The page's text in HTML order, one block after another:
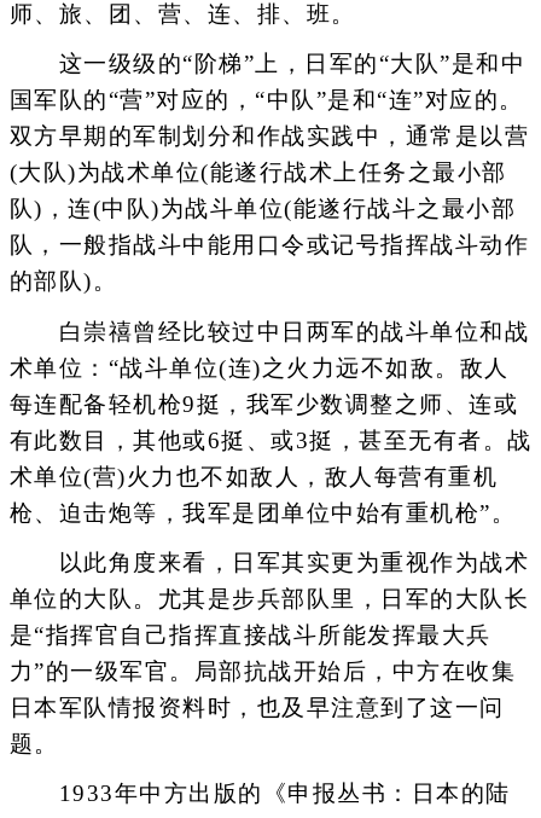
师、旅、团、营、连、排、班。
这一级级的“阶梯”上，日军的“大队”是和中
国军队的“营”对应的，“中队”是和“连”对应的。
双方早期的军制划分和作战实践中，通常是以营
(大队)为战术单位(能遂行战术上任务之最小部
队)，连(中队)为战斗单位(能遂行战斗之最小部
队，一般指战斗中能用口令或记号指挥战斗动作
的部队)。
白崇禧曾经比较过中日两军的战斗单位和战
术单位：“战斗单位(连)之火力远不如敌。敌人
每连配备轻机枪9挺，我军少数调整之师、连或
有此数目，其他或6挺、或3挺，甚至无有者。战
术单位(营)火力也不如敌人，敌人每营有重机
枪、迫击炮等，我军是团单位中始有重机枪”。
以此角度来看，日军其实更为重视作为战术
单位的大队。尤其是步兵部队里，日军的大队长
是“指挥官自己指挥直接战斗所能发挥最大兵
力”的一级军官。局部抗战开始后，中方在收集
日本军队情报资料时，也及早注意到了这一问
题。
1933年中方出版的《申报丛书：日本的陆